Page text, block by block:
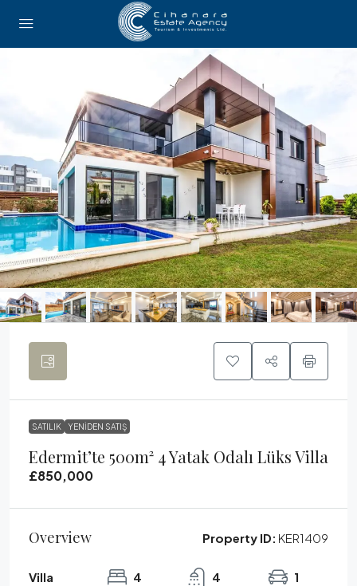
SATILIK YENIDEN SATIŞ
Edermit’te 500m² 4 Yatak Odalı Lüks Villa
£850,000
Overview Property ID: KER1409
Villa
4
4
1